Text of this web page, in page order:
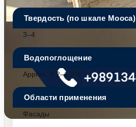
Твердость (по шкале Мооса)
3–4
Водопоглощение
Approx. 0.2–1.2%
Области применения
Фасады